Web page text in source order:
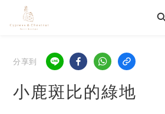
分享到
小鹿斑比的綠地